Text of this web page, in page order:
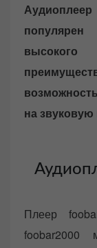
высокого
на
Плеер
foobar2000